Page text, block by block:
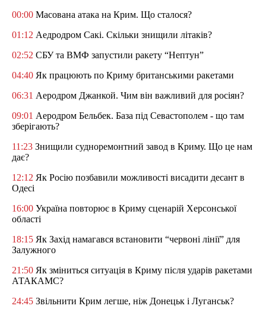
00:00 Масована атака на Крим. Що сталося?
01:12 Аедродром Сакі. Скільки знищили літаків?
02:52 СБУ та ВМФ запустили ракету “Нептун”
04:40 Як працюють по Криму британськими ракетами
06:31 Аеродром Джанкой. Чим він важливий для росіян?
09:01 Аеродром Бельбек. База під Севастополем - що там
зберігають?
11:23 Знищили судноремонтний завод в Криму. Що це нам
дає?
12:12 Як Росію позбавили можливості висадити десант в
Одесі
16:00 Україна повторює в Криму сценарій Херсонської
області
18:15 Як Захід намагався встановити “червоні лінії” для
Залужного
21:50 Як зміниться ситуація в Криму після ударів ракетами
АТАКАМС?
24:45 Звільнити Крим легше, ніж Донецьк і Луганськ?